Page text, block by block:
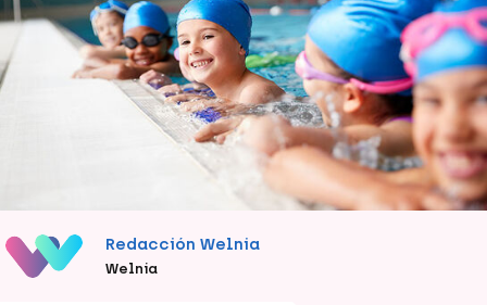
Redacción Welnia
Welnia